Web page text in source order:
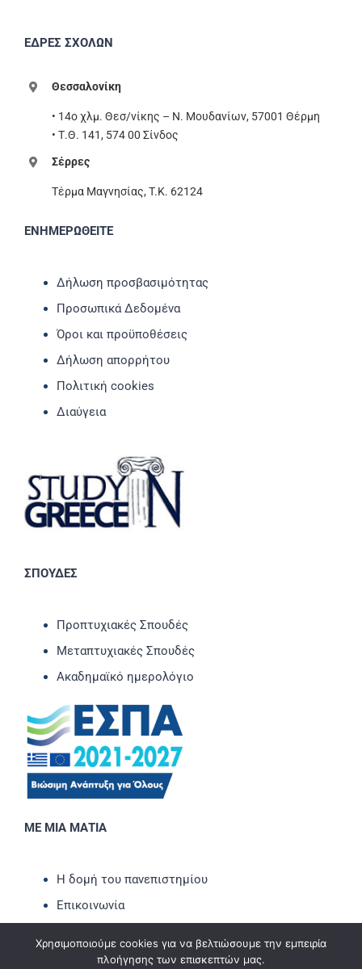
ΕΔΡΕΣ ΣΧΟΛΩΝ
Θεσσαλονίκη
• 14ο χλμ. Θεσ/νίκης – Ν. Μουδανίων, 57001 Θέρμη
• Τ.Θ. 141, 574 00 Σίνδος
Σέρρες
Τέρμα Μαγνησίας, T.K. 62124
ΕΝΗΜΕΡΩΘΕΙΤΕ
Δήλωση προσβασιμότητας
Προσωπικά Δεδομένα
Όροι και προϋποθέσεις
Δήλωση απορρήτου
Πολιτική cookies
Διαύγεια
ΣΠΟΥΔΕΣ
Προπτυχιακές Σπουδές
Μεταπτυχιακές Σπουδές
Ακαδημαϊκό ημερολόγιο
ΜΕ ΜΙΑ ΜΑΤΙΑ
Η δομή του πανεπιστημίου
Επικοινωνία
Εκδηλώσεις
Χρησιμοποιούμε cookies για να βελτιώσουμε την εμπειρία
πλοήγησης των επισκεπτών μας.